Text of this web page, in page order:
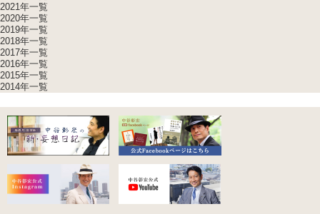
2021年一覧
2020年一覧
2019年一覧
2018年一覧
2017年一覧
2016年一覧
2015年一覧
2014年一覧